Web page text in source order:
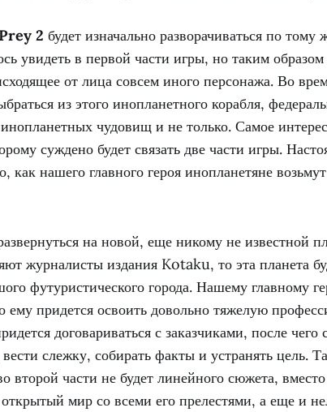
Prey 2 будет изначально разворачиваться по тому
увидеть в первой части игры, но таким
от лица совсем иного персонажа. Во
из этого инопланетного корабля,
инопланетных чудовищ и не только. Самое
суждено будет связать две части игры.
как нашего главного героя инопланетяне
на новой, еще никому не известной
журналисты издания Kotaku, то эта планета
футуристического города. Нашему главному
ему придется освоить довольно тяжелую
договариваться с заказчиками, после чего
слежку, собирать факты и устранять цель.
второй части не будет линейного сюжета,
мир со всеми его прелестями, а еще и